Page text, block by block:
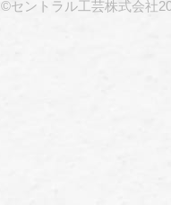
©セントラル工芸株式会社